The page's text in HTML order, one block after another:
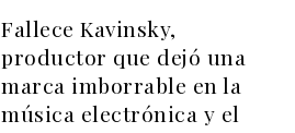
Fallece Kavinsky,
productor que dejó una
marca imborrable en la
música electrónica y el